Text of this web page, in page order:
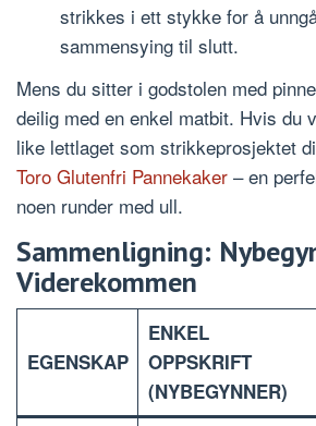
strikkes i ett stykke for å
sammensying til slutt.
Mens du sitter i godstolen med
deilig med en enkel matbit. Hvis du
like lettlaget som strikkeprosjektet
Toro Glutenfri Pannekaker – en
noen runder med ull.
Sammenligning:
Viderekommen
EGENSKAP
ENKEL
OPPSKRIFT
(NYBEGYNNER)